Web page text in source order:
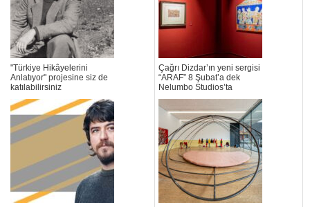
"Türkiye Hikâyelerini
Anlatıyor" projesine siz de
katılabilirsiniz
Çağrı Dizdar’ın yeni sergisi
“ARAF” 8 Şubat’a dek
Nelumbo Studios’ta